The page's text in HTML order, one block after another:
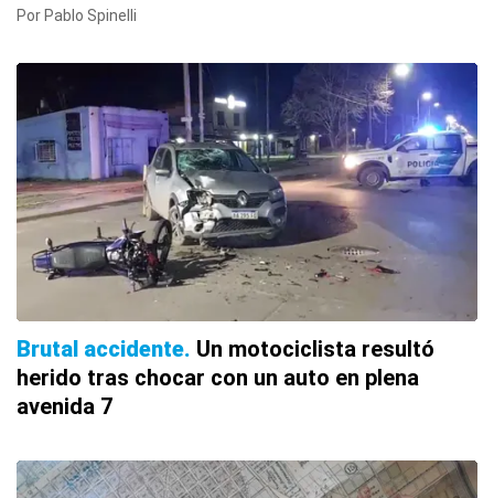
Por Pablo Spinelli
Brutal accidente Un motociclista resultó
herido tras chocar con un auto en plena
avenida 7